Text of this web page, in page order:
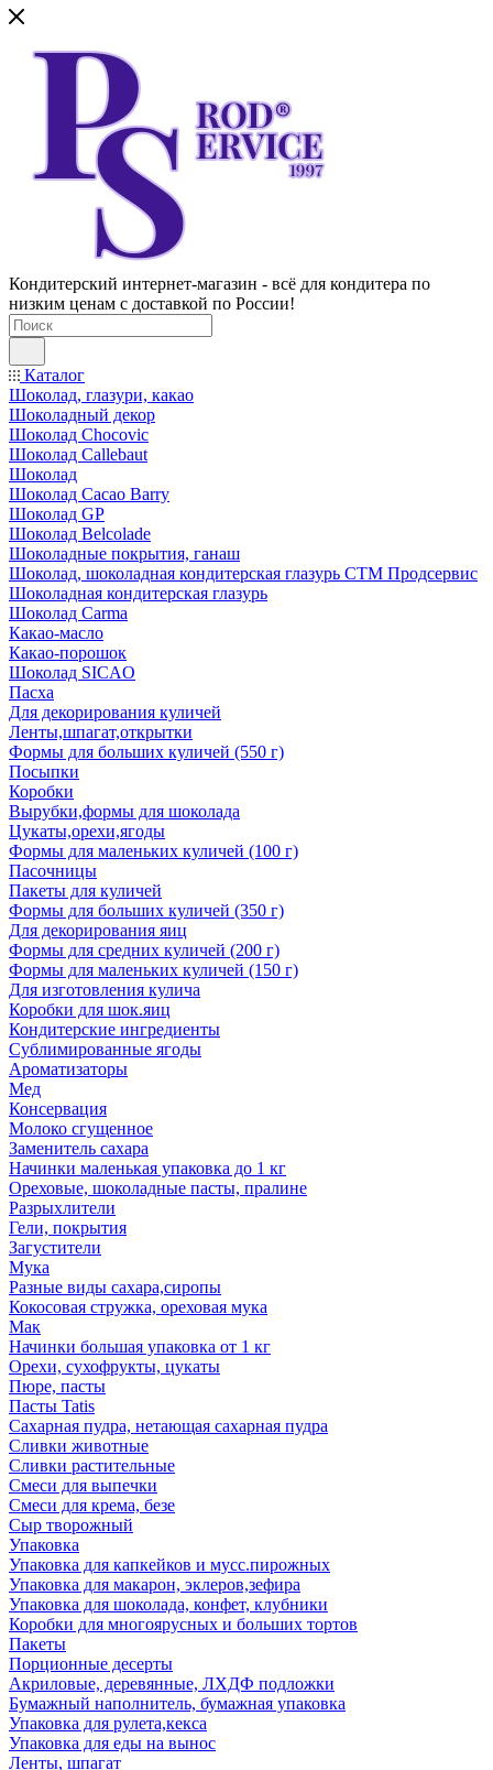
Кондитерский интернет-магазин - всё для кондитера по
низким ценам с доставкой по России!
Каталог
Шоколад, глазури, какао
Шоколадный декор
Шоколад Chocovic
Шоколад Callebaut
Шоколад
Шоколад Cacao Barry
Шоколад GP
Шоколад Belcolade
Шоколадные покрытия, ганаш
Шоколад, шоколадная кондитерская глазурь СТМ Продсервис
Шоколадная кондитерская глазурь
Шоколад Carma
Какао-масло
Какао-порошок
Шоколад SICAO
Пасха
Для декорирования куличей
Ленты,шпагат,открытки
Формы для больших куличей (550 г)
Посыпки
Коробки
Вырубки,формы для шоколада
Цукаты,орехи,ягоды
Формы для маленьких куличей (100 г)
Пасочницы
Пакеты для куличей
Формы для больших куличей (350 г)
Для декорирования яиц
Формы для средних куличей (200 г)
Формы для маленьких куличей (150 г)
Для изготовления кулича
Коробки для шок.яиц
Кондитерские ингредиенты
Сублимированные ягоды
Ароматизаторы
Мед
Консервация
Молоко сгущенное
Заменитель сахара
Начинки маленькая упаковка до 1 кг
Ореховые, шоколадные пасты, пралине
Разрыхлители
Гели, покрытия
Загустители
Мука
Разные виды сахара,сиропы
Кокосовая стружка, ореховая мука
Мак
Начинки большая упаковка от 1 кг
Орехи, сухофрукты, цукаты
Пюре, пасты
Пасты Tatis
Сахарная пудра, нетающая сахарная пудра
Сливки животные
Сливки растительные
Смеси для выпечки
Смеси для крема, безе
Сыр творожный
Упаковка
Упаковка для капкейков и мусс.пирожных
Упаковка для макарон, эклеров,зефира
Упаковка для шоколада, конфет, клубники
Коробки для многоярусных и больших тортов
Пакеты
Порционные десерты
Акриловые, деревянные, ЛХДФ подложки
Бумажный наполнитель, бумажная упаковка
Упаковка для рулета,кекса
Упаковка для еды на вынос
Ленты, шпагат